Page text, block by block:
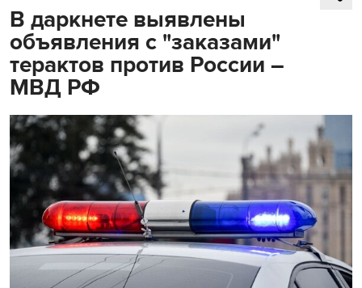
В даркнете выявлены
объявления с "заказами"
терактов против России –
МВД РФ